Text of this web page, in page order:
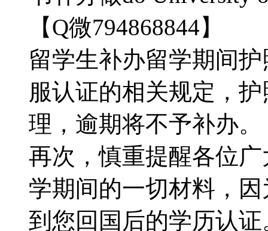
【Q微794868844】
留学生补办留学期间
服认证的相关规定，
理，逾期将不予补办。
再次，慎重提醒各位
学期间的一切材料，
到您回国后的学历认